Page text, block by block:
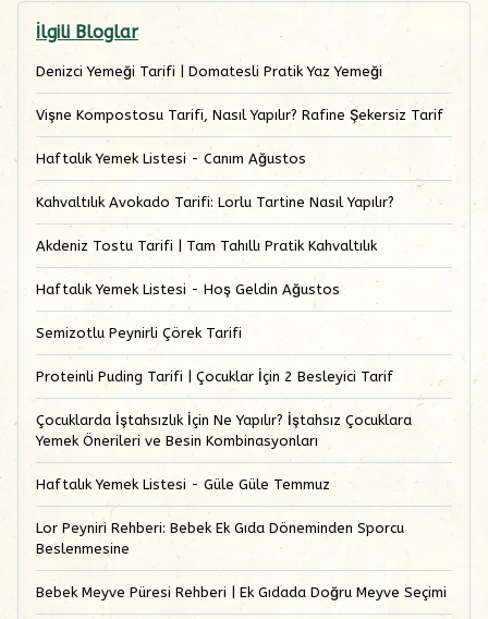
İlgili Bloglar
Denizci Yemeği Tarifi | Domatesli Pratik Yaz Yemeği
Vişne Kompostosu Tarifi, Nasıl Yapılır? Rafine Şekersiz Tarif
Haftalık Yemek Listesi - Canım Ağustos
Kahvaltılık Avokado Tarifi: Lorlu Tartine Nasıl Yapılır?
Akdeniz Tostu Tarifi | Tam Tahıllı Pratik Kahvaltılık
Haftalık Yemek Listesi - Hoş Geldin Ağustos
Semizotlu Peynirli Çörek Tarifi
Proteinli Puding Tarifi | Çocuklar İçin 2 Besleyici Tarif
Çocuklarda İştahsızlık İçin Ne Yapılır? İştahsız Çocuklara
Yemek Önerileri ve Besin Kombinasyonları
Haftalık Yemek Listesi - Güle Güle Temmuz
Lor Peyniri Rehberi: Bebek Ek Gıda Döneminden Sporcu
Beslenmesine
Bebek Meyve Püresi Rehberi | Ek Gıdada Doğru Meyve Seçimi